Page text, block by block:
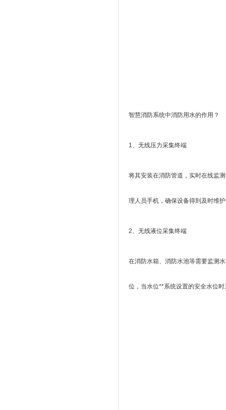
智慧消防系统中消防用水的作用？
1、无线压力采集终端
将其安装在消防管道，实时在线监
理人员手机，确保设备得到及时维
2、无线液位采集终端
在消防水箱、消防水池等需要监测
位，当水位**系统设置的安全水位